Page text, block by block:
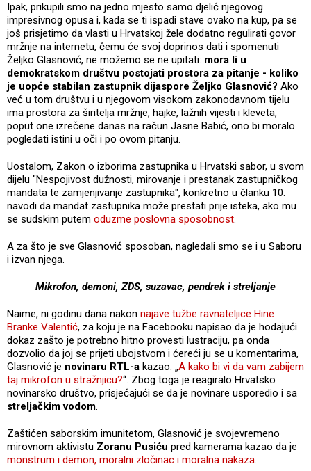
Ipak, prikupili smo na jedno mjesto samo djelić njegovog
impresivnog opusa i, kada se ti ispadi stave ovako na kup, pa se
još prisjetimo da vlasti u Hrvatskoj žele dodatno regulirati govor
mržnje na internetu, čemu će svoj doprinos dati i spomenuti
Željko Glasnović, ne možemo se ne upitati: mora li u
demokratskom društvu postojati prostora za pitanje - koliko
je uopće stabilan zastupnik dijaspore Željko Glasnović? Ako
već u tom društvu i u njegovom visokom zakonodavnom tijelu
ima prostora za širitelja mržnje, hajke, lažnih vijesti i kleveta,
poput one izrečene danas na račun Jasne Babić, ono bi moralo
pogledati istini u oči i po ovom pitanju.
Uostalom, Zakon o izborima zastupnika u Hrvatski sabor, u svom
dijelu "Nespojivost dužnosti, mirovanje i prestanak zastupničkog
mandata te zamjenjivanje zastupnika", konkretno u članku 10.
navodi da mandat zastupnika može prestati prije isteka, ako mu
se sudskim putem oduzme poslovna sposobnost.
A za što je sve Glasnović sposoban, nagledali smo se i u Saboru
i izvan njega.
Mikrofon, demoni, ZDS, suzavac, pendrek i streljanje
Naime, ni godinu dana nakon najave tužbe ravnateljice Hine
Branke Valentić, za koju je na Facebooku napisao da je hodajući
dokaz zašto je potrebno hitno provesti lustraciju, pa onda
dozvolio da joj se prijeti ubojstvom i ćereći ju se u komentarima,
Glasnović je novinaru RTL-a kazao: „A kako bi vi da vam zabijem
taj mikrofon u stražnjicu?“. Zbog toga je reagiralo Hrvatsko
novinarsko društvo, prisjećajući se da je novinare usporedio i sa
streljačkim vodom.
Zaštićen saborskim imunitetom, Glasnović je svojevremeno
mirovnom aktivistu Zoranu Pusiću pred kamerama kazao da je
monstrum i demon, moralni zločinac i moralna nakaza.